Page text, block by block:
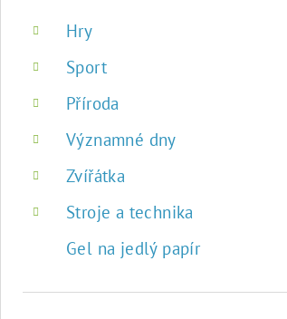
Hry
Sport
Příroda
Významné dny
Zvířátka
Stroje a technika
Gel na jedlý papír